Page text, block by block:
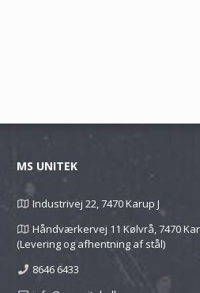
MS UNITEK
Industrivej 22, 7470 Karup J
Håndværkervej 11 Kølvrå, 7470
(Levering og afhentning af stål)
8646 6433